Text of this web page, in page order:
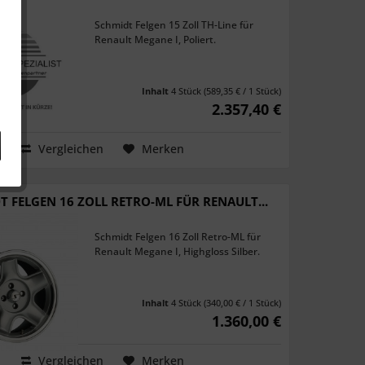
Schmidt Felgen 15 Zoll TH-Line für
Renault Megane I, Poliert.
Inhalt 4 Stück (589,35 € / 1 Stück)
2.357,40 €
Vergleichen Merken
FELGEN 16 ZOLL RETRO-ML FÜR RENAULT...
Schmidt Felgen 16 Zoll Retro-ML für
Renault Megane I, Highgloss Silber.
Inhalt 4 Stück (340,00 € / 1 Stück)
1.360,00 €
Vergleichen Merken